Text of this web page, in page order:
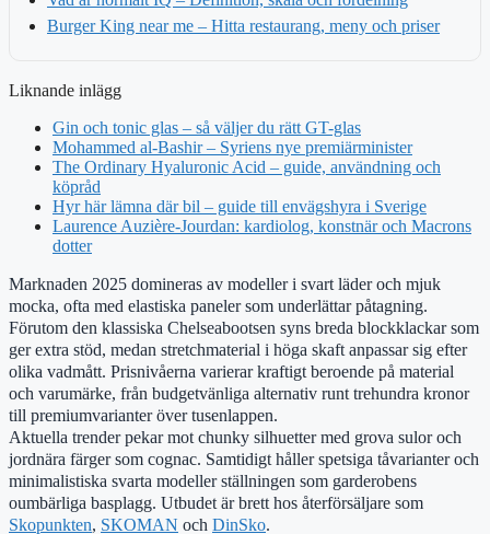
Burger King near me – Hitta restaurang, meny och priser
Liknande inlägg
Gin och tonic glas – så väljer du rätt GT-glas
Mohammed al-Bashir – Syriens nye premiärminister
The Ordinary Hyaluronic Acid – guide, användning och
köpråd
Hyr här lämna där bil – guide till envägshyra i Sverige
Laurence Auzière-Jourdan: kardiolog, konstnär och Macrons
dotter
Marknaden 2025 domineras av modeller i svart läder och mjuk
mocka, ofta med elastiska paneler som underlättar påtagning.
Förutom den klassiska Chelseabootsen syns breda blockklackar som
ger extra stöd, medan stretchmaterial i höga skaft anpassar sig efter
olika vadmått. Prisnivåerna varierar kraftigt beroende på material
och varumärke, från budgetvänliga alternativ runt trehundra kronor
till premiumvarianter över tusenlappen.
Aktuella trender pekar mot chunky silhuetter med grova sulor och
jordnära färger som cognac. Samtidigt håller spetsiga tåvarianter och
minimalistiska svarta modeller ställningen som garderobens
oumbärliga basplagg. Utbudet är brett hos återförsäljare som
Skopunkten, SKOMAN och DinSko.